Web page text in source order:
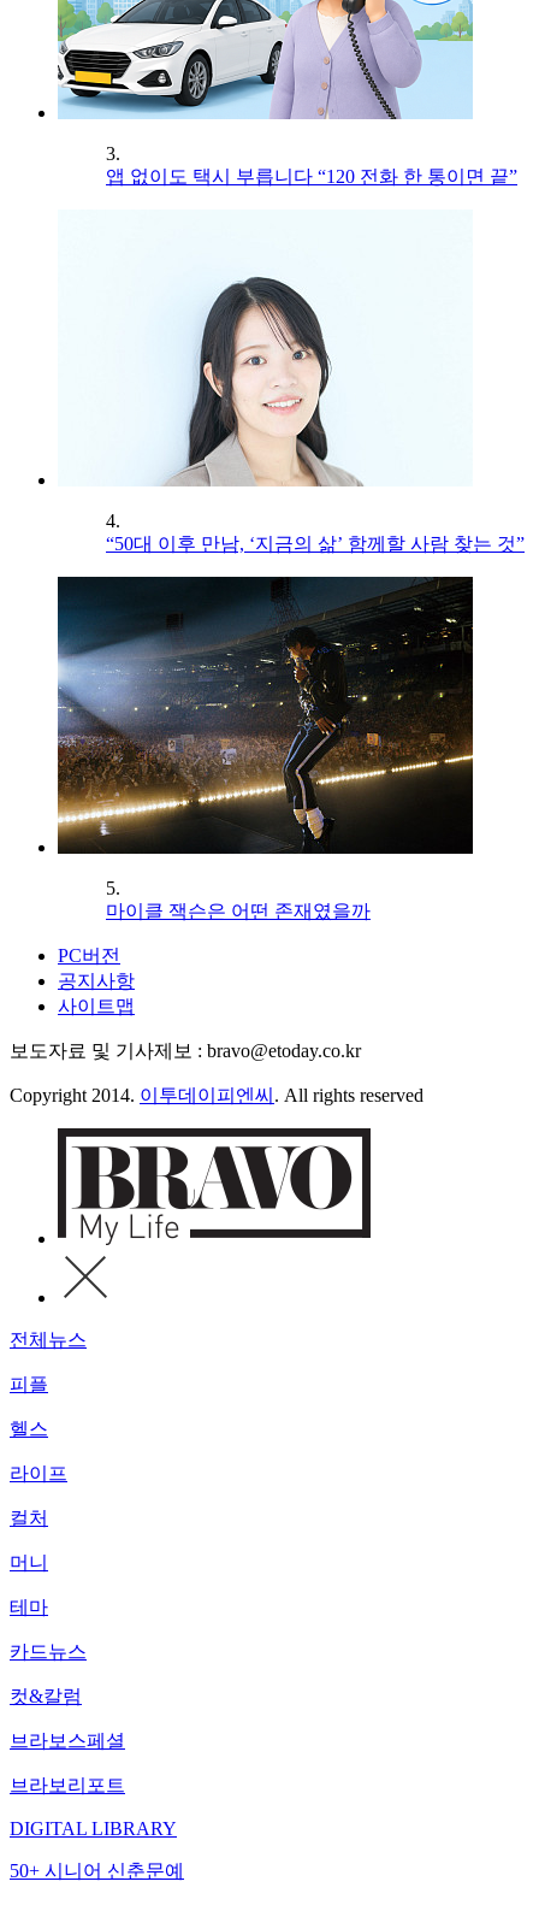
3.
앱 없이도 택시 부릅니다 “120 전화 한 통이면 끝”
4.
“50대 이후 만남, ‘지금의 삶’ 함께할 사람 찾는 것”
5.
마이클 잭슨은 어떤 존재였을까
PC버전
공지사항
사이트맵
보도자료 및 기사제보 : bravo@etoday.co.kr
Copyright 2014. 이투데이피엔씨 . All rights reserved
전체뉴스
피플
헬스
라이프
컬처
머니
테마
카드뉴스
컷&칼럼
브라보스페셜
브라보리포트
DIGITAL LIBRARY
50+ 시니어 신춘문예